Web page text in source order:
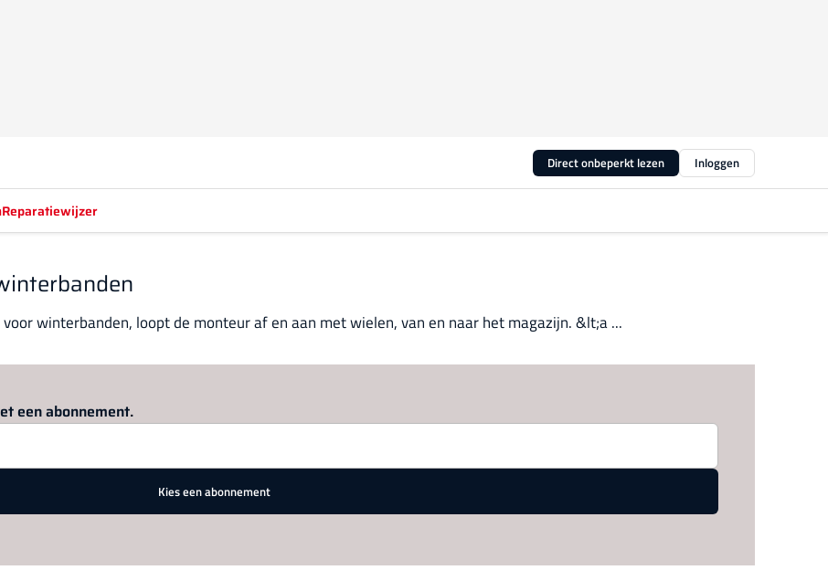
Direct onbeperkt lezen Inloggen
Reparatiewijzer
winterbanden, loopt de monteur af en aan met wielen, van en naar het magazijn. &lt;a ...
een abonnement.
Kies een abonnement